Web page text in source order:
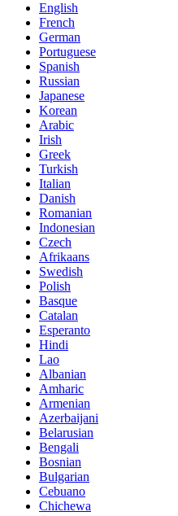
English
French
German
Portuguese
Spanish
Russian
Japanese
Korean
Arabic
Irish
Greek
Turkish
Italian
Danish
Romanian
Indonesian
Czech
Afrikaans
Swedish
Polish
Basque
Catalan
Esperanto
Hindi
Lao
Albanian
Amharic
Armenian
Azerbaijani
Belarusian
Bengali
Bosnian
Bulgarian
Cebuano
Chichewa